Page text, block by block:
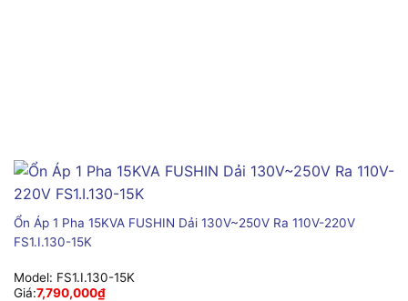
Ổn Áp 1 Pha 15KVA FUSHIN Dải 130V~250V Ra 110V-220V
FS1.I.130-15K
Model: FS1.I.130-15K
Giá:7,790,000₫